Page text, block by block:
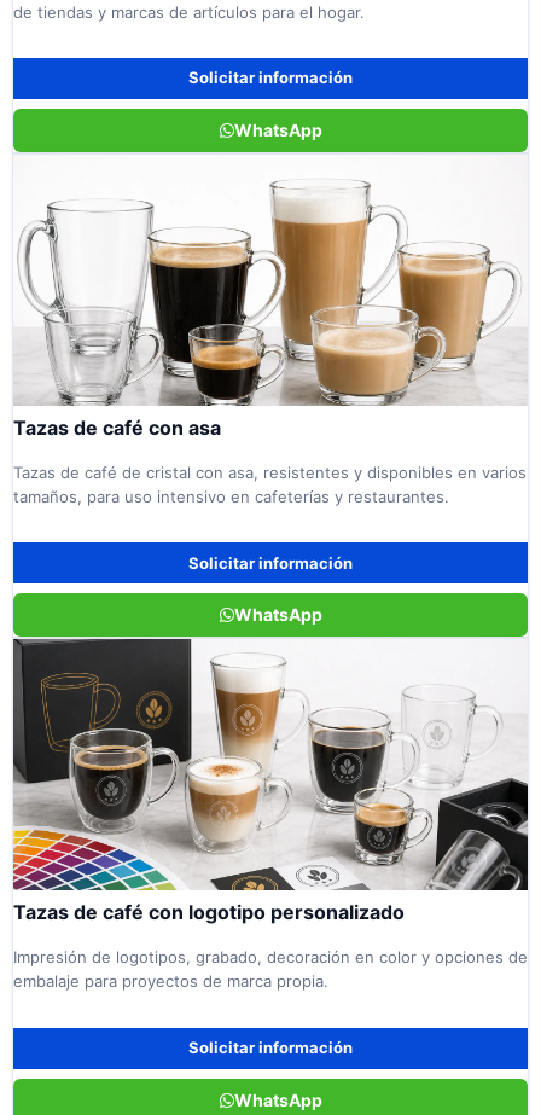
de tiendas y marcas de artículos para el hogar.
Solicitar información
WhatsApp
Tazas de café con asa
Tazas de café de cristal con asa, resistentes y disponibles en varios
tamaños, para uso intensivo en cafeterías y restaurantes.
Solicitar información
WhatsApp
Tazas de café con logotipo personalizado
Impresión de logotipos, grabado, decoración en color y opciones de
embalaje para proyectos de marca propia.
Solicitar información
WhatsApp